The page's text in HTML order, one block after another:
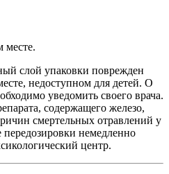
месте.
слой упаковки поврежден
недоступном для детей. О
уведомить своего врача.
содержащего железо,
смертельных отравлений у
передозировки немедленно
центр.